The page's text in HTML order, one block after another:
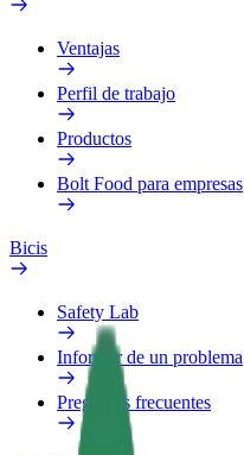
Ventajas
Perfil de trabajo
Productos
Bolt Food para empresas
Bicis
Safety Lab
Informar de un problema
Preguntas frecuentes